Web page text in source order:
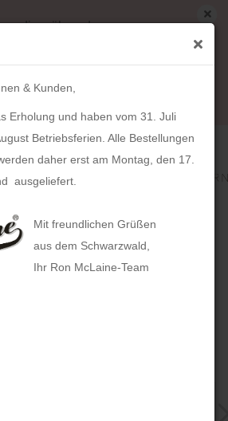
& Kunden,
Erholung und haben vom 31. Juli
Betriebsferien. Alle Bestellungen
daher erst am Montag, den 17.
ausgeliefert.
Mit freundlichen Grüßen
aus dem Schwarzwald,
Ihr Ron McLaine-Team
die während unserer
Juli ab 12:00 Uhr bis 16.
werden, werden ab Montag,
und versendet.
»
Letzter »